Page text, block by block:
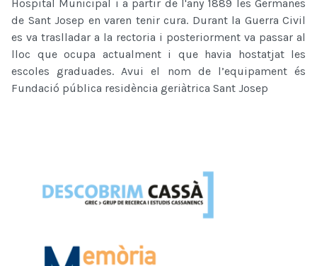
Hospital Municipal i a partir de l'any 1889 les Germanes
de Sant Josep en varen tenir cura. Durant la Guerra Civil
es va traslladar a la rectoria i posteriorment va passar al
lloc que ocupa actualment i que havia hostatjat les
escoles graduades. Avui el nom de l’equipament és
Fundació pública residència geriàtrica Sant Josep